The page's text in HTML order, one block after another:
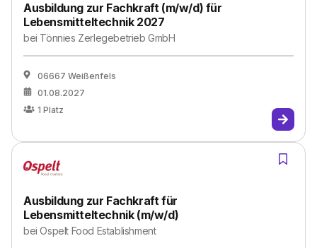
Ausbildung zur Fachkraft (m/w/d) für
Lebensmitteltechnik 2027
bei Tönnies Zerlegebetrieb GmbH
06667 Weißenfels
01.08.2027
1 Platz
Ausbildung zur Fachkraft für
Lebensmitteltechnik (m/w/d)
beiOspelt Food Establishment